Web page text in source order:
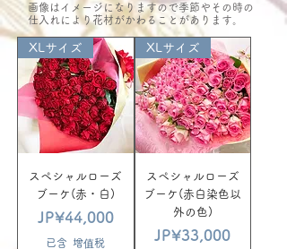
XLサイズ
スペシャルローズ
ブーケ(赤・白)
價格
JP¥44,000
已含 增值税
XLサイズ
スペシャルローズ
ブーケ(赤白染色以
外の色)
價格
JP¥33,000
​画像はイメージになりますので季節やその時の
仕入れにより花材がかわることがあります。